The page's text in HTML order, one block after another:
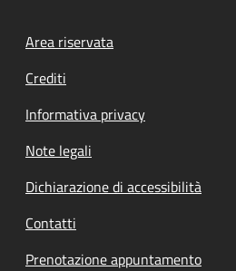
Footer menu
Area riservata
Crediti
Informativa privacy
Note legali
Dichiarazione di accessibilità
Contatti
Prenotazione appuntamento